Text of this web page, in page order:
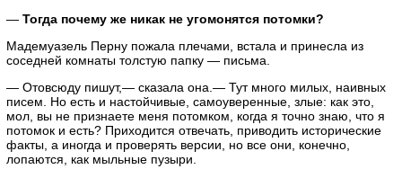
— Тогда почему же никак не угомонятся потомки?
Мадемуазель Перну пожала плечами, встала и принесла из
соседней комнаты толстую папку — письма.
— Отовсюду пишут,— сказала она.— Тут много милых, наивных
писем. Но есть и настойчивые, самоуверенные, злые: как это,
мол, вы не признаете меня потомком, когда я точно знаю, что я
потомок и есть? Приходится отвечать, приводить исторические
факты, а иногда и проверять версии, но все они, конечно,
лопаются, как мыльные пузыри.